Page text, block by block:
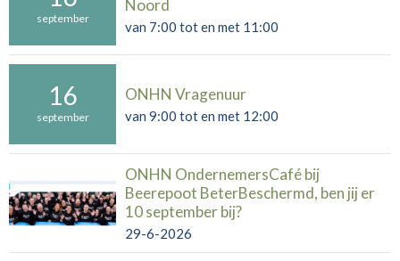
september
Noord
van 7:00 tot en met 11:00
16
september
ONHN Vragenuur
van 9:00 tot en met 12:00
ONHN OndernemersCafé bij
Beerepoot BeterBeschermd, ben jij er
10 september bij?
29-6-2026